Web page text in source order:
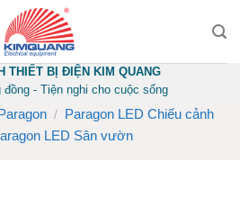
THIẾT BỊ ĐIỆN KIM QUANG
- Tiện nghi cho cuộc sống
/
Paragon LED Chiếu cảnh
LED Sân vườn